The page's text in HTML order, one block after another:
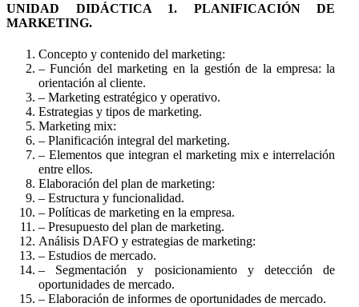
UNIDAD DIDÁCTICA 1. PLANIFICACIÓN DE
MARKETING.
Concepto y contenido del marketing:
– Función del marketing en la gestión de la empresa: la
orientación al cliente.
– Marketing estratégico y operativo.
Estrategias y tipos de marketing.
Marketing mix:
– Planificación integral del marketing.
– Elementos que integran el marketing mix e interrelación
entre ellos.
Elaboración del plan de marketing:
– Estructura y funcionalidad.
– Políticas de marketing en la empresa.
– Presupuesto del plan de marketing.
Análisis DAFO y estrategias de marketing:
– Estudios de mercado.
– Segmentación y posicionamiento y detección de
oportunidades de mercado.
– Elaboración de informes de oportunidades de mercado.